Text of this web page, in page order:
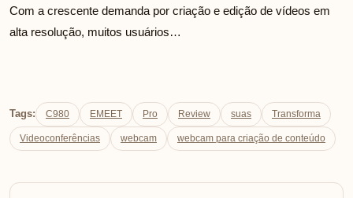
Com a crescente demanda por criação e edição de vídeos em
alta resolução, muitos usuários…
Tags: C980 EMEET Pro Review suas Transforma
Videoconferências webcam webcam para criação de conteúdo